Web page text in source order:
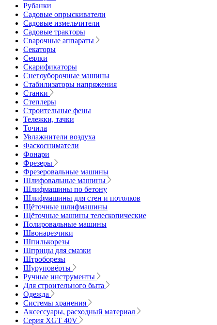
Рубанки
Садовые опрыскиватели
Садовые измельчители
Садовые тракторы
Сварочные аппараты
Секаторы
Сеялки
Скарификаторы
Снегоуборочные машины
Стабилизаторы напряжения
Станки
Степлеры
Строительные фены
Тележки, тачки
Точила
Увлажнители воздуха
Фаскосниматели
Фонари
Фрезеры
Фрезеровальные машины
Шлифовальные машины
Шлифмашины по бетону
Шлифмашины для стен и потолков
Щёточные шлифмашины
Щёточные машины телескопические
Полировальные машины
Швонарезчики
Шпилькорезы
Шприцы для смазки
Штроборезы
Шуруповёрты
Ручные инструменты
Для строительного быта
Одежда
Системы хранения
Аксессуары, расходный материал
Серия XGT 40V